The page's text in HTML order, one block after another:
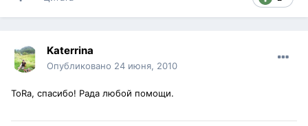
Katerrina
Опубликовано 24 июня, 2010
ToRa, спасибо! Рада любой помощи.